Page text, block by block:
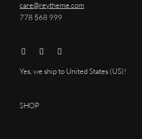
care@reytheme.com
778 568 999
Yes, we ship to United States (US)!
SHOP